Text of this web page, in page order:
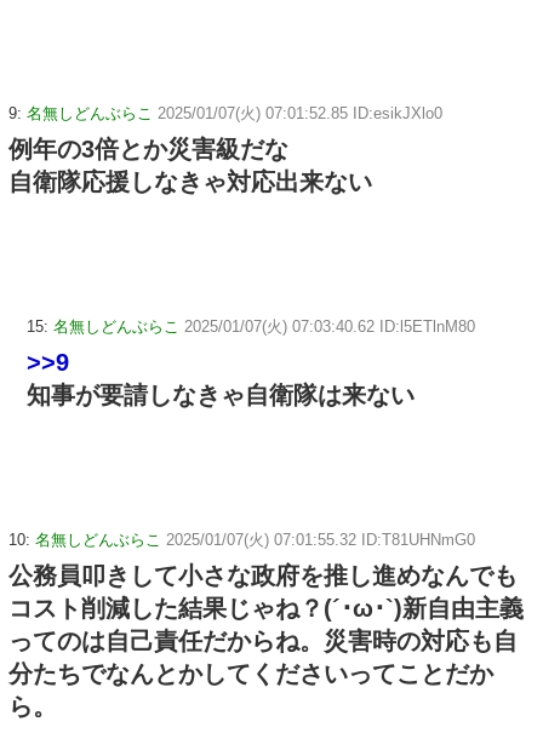
9: 名無しどんぶらこ 2025/01/07(火) 07:01:52.85 ID:esikJXlo0
例年の3倍とか災害級だな
自衛隊応援しなきゃ対応出来ない
15: 名無しどんぶらこ 2025/01/07(火) 07:03:40.62 ID:l5ETlnM80
>>9
知事が要請しなきゃ自衛隊は来ない
10: 名無しどんぶらこ 2025/01/07(火) 07:01:55.32 ID:T81UHNmG0
公務員叩きして小さな政府を推し進めなんでも
コスト削減した結果じゃね？(´･ω･`)新自由主義
ってのは自己責任だからね。災害時の対応も自
分たちでなんとかしてくださいってことだか
ら。